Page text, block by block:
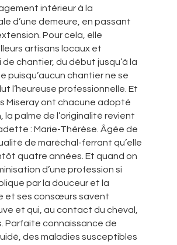
intérieur à la
d’une demeure, en passant
Pour cela, elle
artisans locaux et
chantier, du début jusqu’à la
puisqu’aucun chantier ne se
l’heureuse professionnelle. Et
Miseray ont chacune adopté
la palme de l’originalité revient
: Marie-Thérèse. Âgée de
de maréchal-ferrant qu’elle
quatre années. Et quand on
d’une profession si
par la douceur et la
et ses consœurs savent
et qui, au contact du cheval,
Parfaite connaissance de
des maladies susceptibles